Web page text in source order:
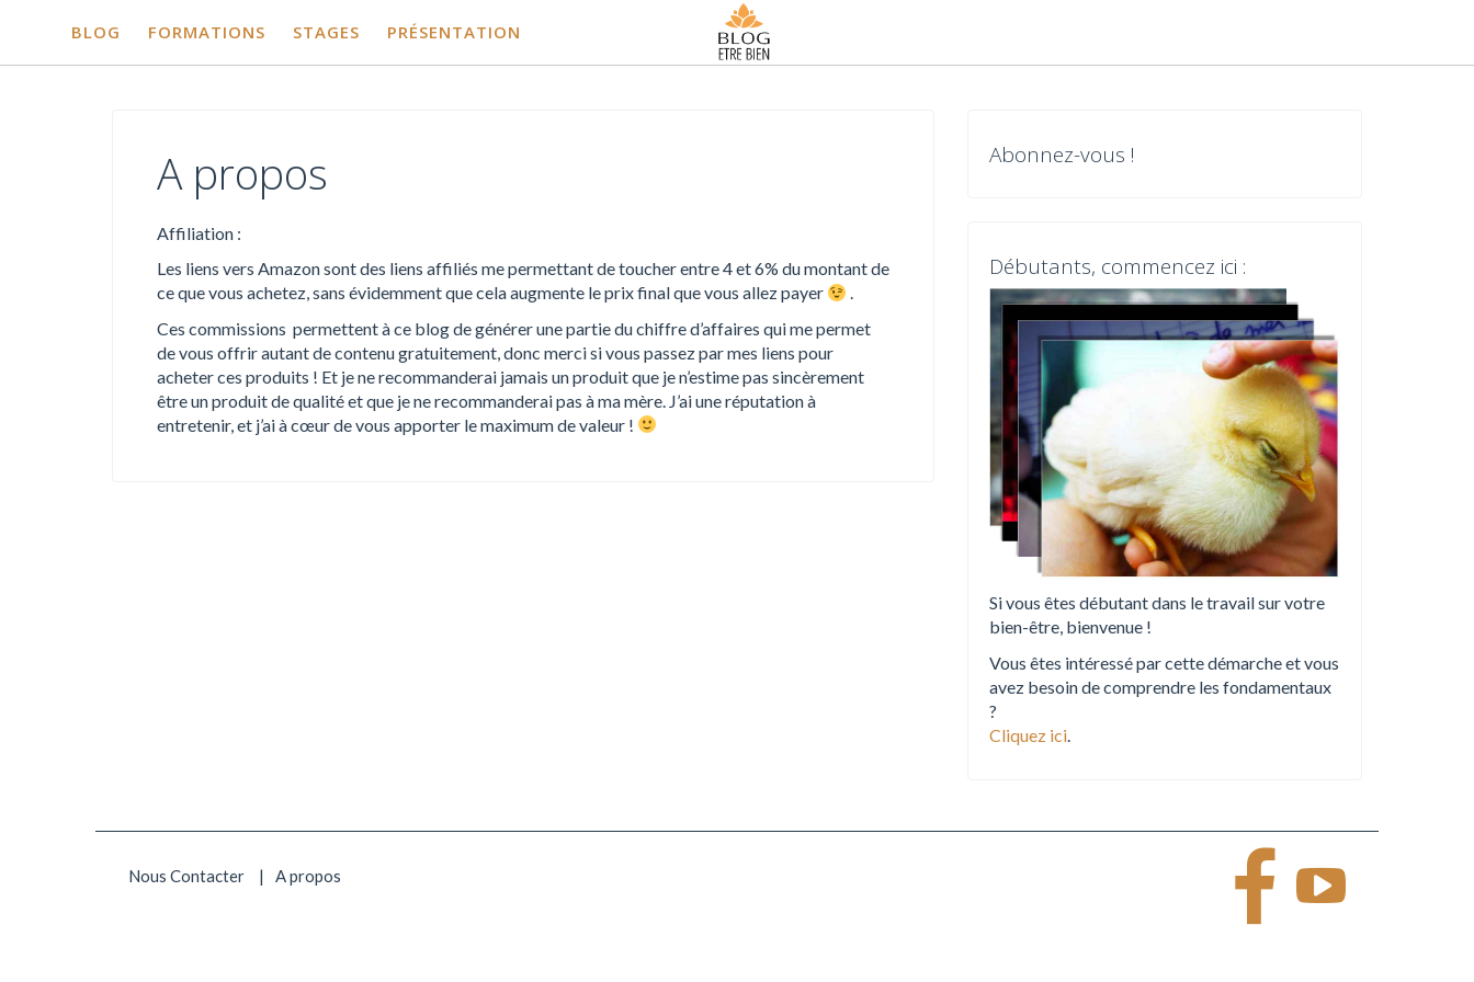
BLOG FORMATIONS STAGES PRÉSENTATION
A propos
Affiliation :
Les liens vers Amazon sont des liens affiliés me permettant de toucher entre 4 et 6% du montant de
ce que vous achetez, sans évidemment que cela augmente le prix final que vous allez payer
.
Ces commissions permettent à ce blog de générer une partie du chiffre d’affaires qui me permet
de vous offrir autant de contenu gratuitement, donc merci si vous passez par mes liens pour
acheter ces produits ! Et je ne recommanderai jamais un produit que je n’estime pas sincèrement
être un produit de qualité et que je ne recommanderai pas à ma mère. J’ai une réputation à
entretenir, et j’ai à cœur de vous apporter le maximum de valeur !
Abonnez-vous !
Débutants, commencez ici :
Si vous êtes débutant dans le travail sur votre
bien-être, bienvenue !
Vous êtes intéressé par cette démarche et vous
avez besoin de comprendre les fondamentaux
?
Cliquez ici.
Nous Contacter A propos